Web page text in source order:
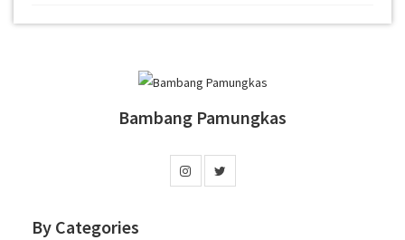
Bambang Pamungkas
By Categories